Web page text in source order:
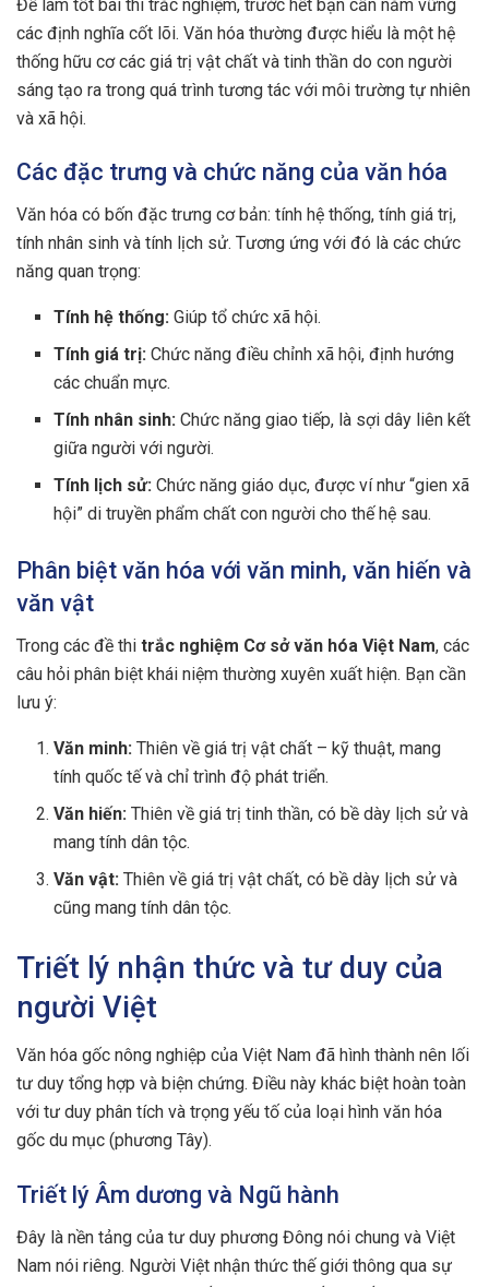
Để làm tốt bài thi trắc nghiệm, trước hết bạn cần nắm vững
các định nghĩa cốt lõi. Văn hóa thường được hiểu là một hệ
thống hữu cơ các giá trị vật chất và tinh thần do con người
sáng tạo ra trong quá trình tương tác với môi trường tự nhiên
và xã hội.
Các đặc trưng và chức năng của văn hóa
Văn hóa có bốn đặc trưng cơ bản: tính hệ thống, tính giá trị,
tính nhân sinh và tính lịch sử. Tương ứng với đó là các chức
năng quan trọng:
Tính hệ thống: Giúp tổ chức xã hội.
Tính giá trị: Chức năng điều chỉnh xã hội, định hướng
các chuẩn mực.
Tính nhân sinh: Chức năng giao tiếp, là sợi dây liên kết
giữa người với người.
Tính lịch sử: Chức năng giáo dục, được ví như “gien xã
hội” di truyền phẩm chất con người cho thế hệ sau.
Phân biệt văn hóa với văn minh, văn hiến và
văn vật
Trong các đề thi trắc nghiệm Cơ sở văn hóa Việt Nam, các
câu hỏi phân biệt khái niệm thường xuyên xuất hiện. Bạn cần
lưu ý:
Văn minh: Thiên về giá trị vật chất – kỹ thuật, mang
tính quốc tế và chỉ trình độ phát triển.
Văn hiến: Thiên về giá trị tinh thần, có bề dày lịch sử và
mang tính dân tộc.
Văn vật: Thiên về giá trị vật chất, có bề dày lịch sử và
cũng mang tính dân tộc.
Triết lý nhận thức và tư duy của
người Việt
Văn hóa gốc nông nghiệp của Việt Nam đã hình thành nên lối
tư duy tổng hợp và biện chứng. Điều này khác biệt hoàn toàn
với tư duy phân tích và trọng yếu tố của loại hình văn hóa
gốc du mục (phương Tây).
Triết lý Âm dương và Ngũ hành
Đây là nền tảng của tư duy phương Đông nói chung và Việt
Nam nói riêng. Người Việt nhận thức thế giới thông qua sự